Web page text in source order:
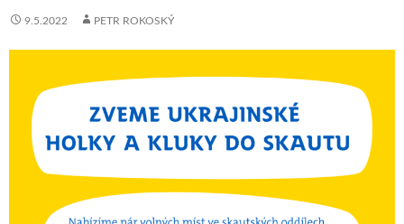
9.5.2022 PETR ROKOSKÝ